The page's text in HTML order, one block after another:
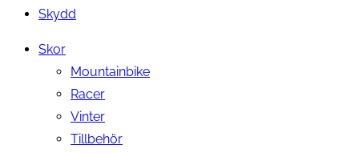
Skydd
Skor
Mountainbike
Racer
Vinter
Tillbehör